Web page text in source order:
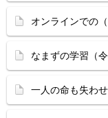
オンラインでの
なまずの学習（
一人の命も失わ